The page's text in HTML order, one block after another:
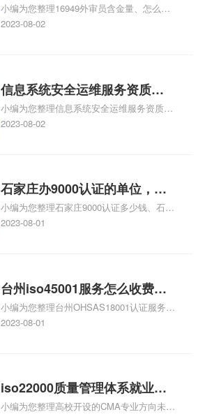
16949
小编为您整理16949外审员含金量、怎么才
能成为注册的TS16949:2009的外审员、我
2023-08-02
信息系统安全运维服务资质二
级费用，信息系统安全运维服
务资质二级
小编为您整理信息系统安全运维服务资质认
证证书机构有哪些、安全运维服务资质的费
体系认证知识，详情可查看下方正文！
2023-08-02
石家庄办9000认证的单位，石
家庄9000认证的公司
小编为您整理石家庄9000认证多少钱、石家
庄9000认证价格多少钱、石家庄9000认证
2023-08-01
台州iso45001服务怎么收费，
台州iso45001认证服务怎么收
费
小编为您整理台州OHSAS18001认证服务中
心哪家收费便宜、台州ISO9000认证，哪个
标准是什么相关iso体系认证知识，详情可
查看下方正文！
2023-08-01
iso22000质量管理体系就业方
向，质量管理与认证就业方向
小编为您整理高校开设的CMA专业方向未来